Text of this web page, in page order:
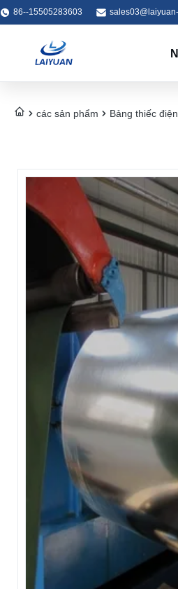
86--15505283603
các sản phẩm Bảng thiếc